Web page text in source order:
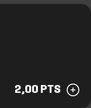
2,00 PTS